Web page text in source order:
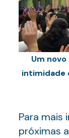
Um
intimidade
Para mais
próximas